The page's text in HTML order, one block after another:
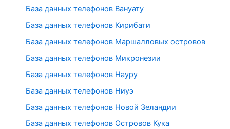
База данных телефонов Вануату
База данных телефонов Кирибати
База данных телефонов Маршалловых островов
База данных телефонов Микронезии
База данных телефонов Науру
База данных телефонов Ниуэ
База данных телефонов Новой Зеландии
База данных телефонов Островов Кука